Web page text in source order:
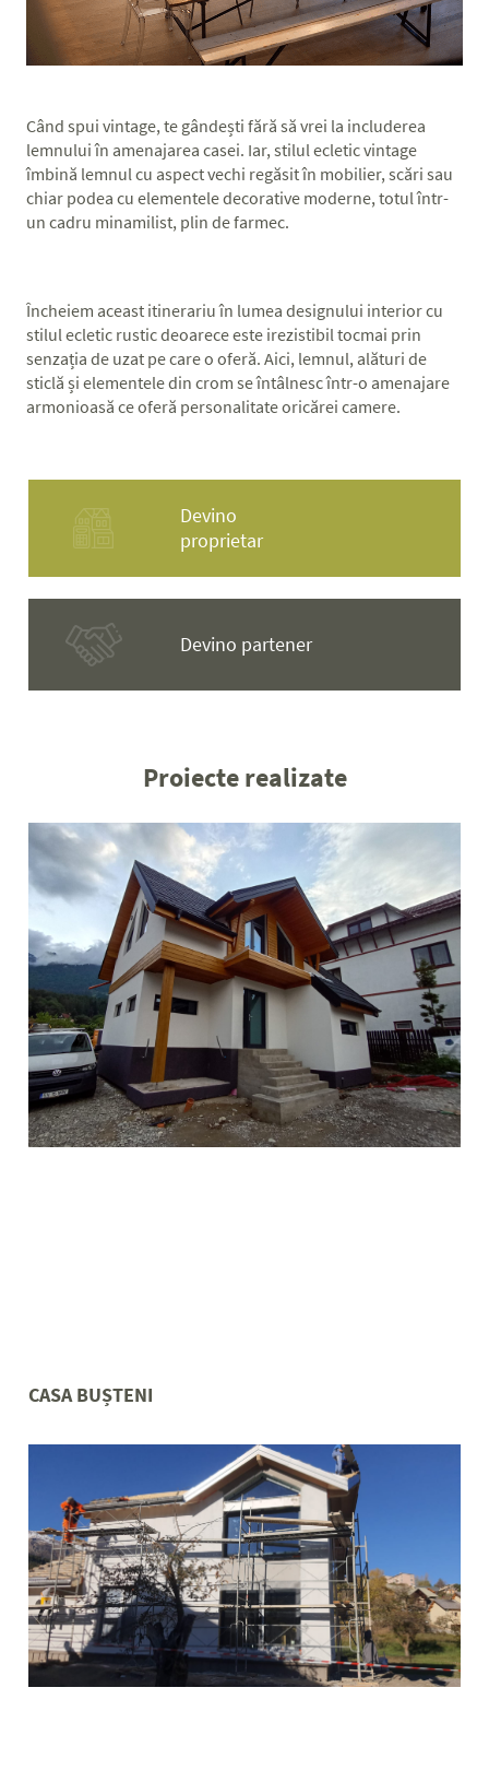
Când spui vintage, te gândești fără să vrei la includerea
lemnului în amenajarea casei. Iar, stilul ecletic vintage
îmbină lemnul cu aspect vechi regăsit în mobilier, scări sau
chiar podea cu elementele decorative moderne, totul într-
un cadru minamilist, plin de farmec.
Încheiem aceast itinerariu în lumea designului interior cu
stilul ecletic rustic deoarece este irezistibil tocmai prin
senzația de uzat pe care o oferă. Aici, lemnul, alături de
sticlă și elementele din crom se întâlnesc într-o amenajare
armonioasă ce oferă personalitate oricărei camere.
Devino
proprietar
Devino partener
Proiecte realizate
CASA BUȘTENI